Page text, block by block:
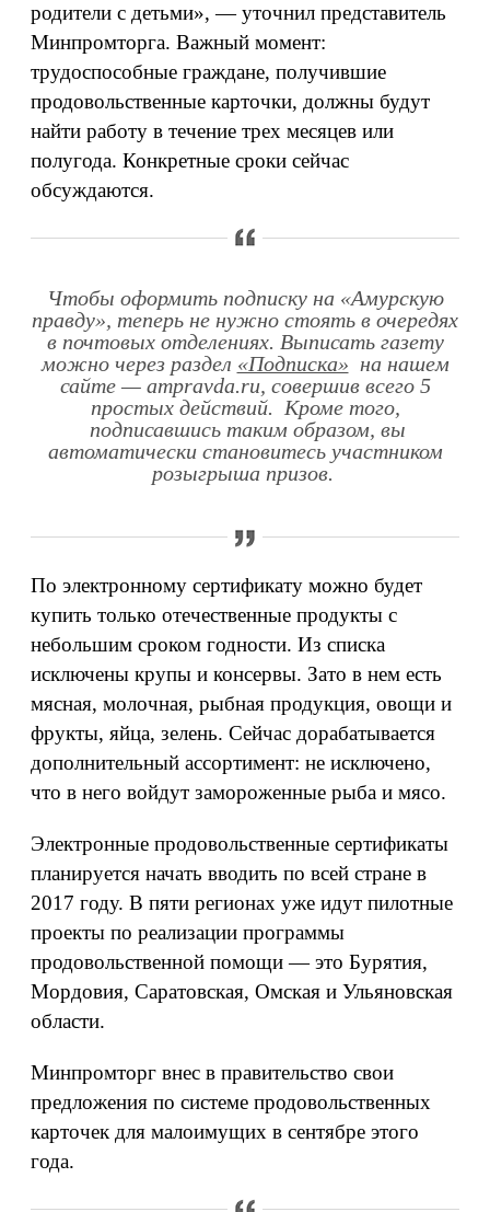
родители с детьми», — уточнил представитель
Минпромторга. Важный момент:
трудоспособные граждане, получившие
продовольственные карточки, должны будут
найти работу в течение трех месяцев или
полугода. Конкретные сроки сейчас
обсуждаются.
Чтобы оформить подписку на «Амурскую
правду», теперь не нужно стоять в очередях
в почтовых отделениях. Выписать газету
можно через раздел «Подписка» на нашем
сайте — ampravda.ru, совершив всего 5
простых действий. Кроме того,
подписавшись таким образом, вы
автоматически становитесь участником
розыгрыша призов.
По электронному сертификату можно будет
купить только отечественные продукты с
небольшим сроком годности. Из списка
исключены крупы и консервы. Зато в нем есть
мясная, молочная, рыбная продукция, овощи и
фрукты, яйца, зелень. Сейчас дорабатывается
дополнительный ассортимент: не исключено,
что в него войдут замороженные рыба и мясо.
Электронные продовольственные сертификаты
планируется начать вводить по всей стране в
2017 году. В пяти регионах уже идут пилотные
проекты по реализации программы
продовольственной помощи — это Бурятия,
Мордовия, Саратовская, Омская и Ульяновская
области.
Минпромторг внес в правительство свои
предложения по системе продовольственных
карточек для малоимущих в сентябре этого
года.